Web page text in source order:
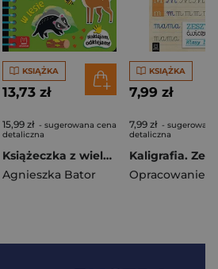
KSIĄŻKA
13,73 zł
15,99 zł - sugerowana cena
detaliczna
Książeczka z wielorazowymi naklejkami. W lesie. Naklejam, odklejam!
Agnieszka Bator
KSIĄŻKA
7,99 zł
7,99 zł -
detaliczna